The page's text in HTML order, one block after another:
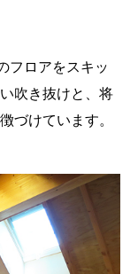
フロアをスキッ
吹き抜けと、将
づけています。